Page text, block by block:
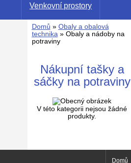
Venkovní prostory
Domů » Obaly a obalová
technika » Obaly a nádoby na
potraviny
Nákupní tašky a
sáčky na potraviny
V této kategorii nejsou žádné
produkty.
Domů